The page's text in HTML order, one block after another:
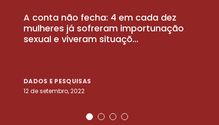
A conta não fecha: 4 em cada dez
mulheres já sofreram importunação
sexual e viveram situaçõ...
DADOS E PESQUISAS
12 de setembro, 2022